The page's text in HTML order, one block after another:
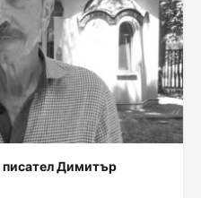
писател Димитър